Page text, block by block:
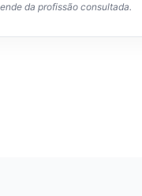
da profissão consultada.